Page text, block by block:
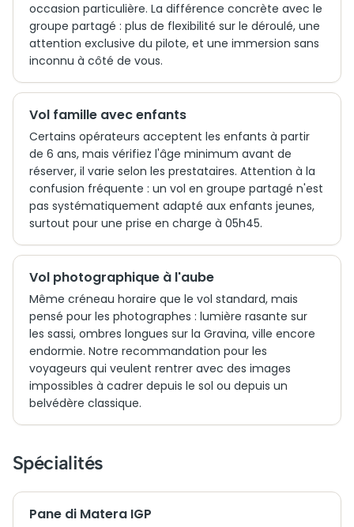
occasion particulière. La différence concrète avec le
groupe partagé : plus de flexibilité sur le déroulé, une
attention exclusive du pilote, et une immersion sans
inconnu à côté de vous.
Vol famille avec enfants
Certains opérateurs acceptent les enfants à partir
de 6 ans, mais vérifiez l'âge minimum avant de
réserver, il varie selon les prestataires. Attention à la
confusion fréquente : un vol en groupe partagé n'est
pas systématiquement adapté aux enfants jeunes,
surtout pour une prise en charge à 05h45.
Vol photographique à l'aube
Même créneau horaire que le vol standard, mais
pensé pour les photographes : lumière rasante sur
les sassi, ombres longues sur la Gravina, ville encore
endormie. Notre recommandation pour les
voyageurs qui veulent rentrer avec des images
impossibles à cadrer depuis le sol ou depuis un
belvédère classique.
Spécialités
Pane di Matera IGP